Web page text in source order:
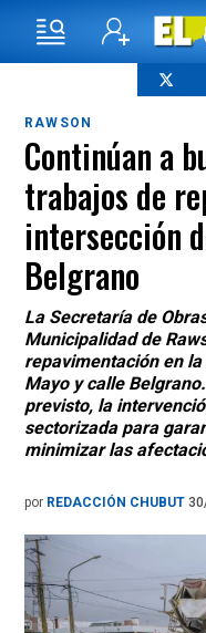
RAWSON
Continúan a
trabajos de
intersección
Belgrano
La Secretaría de
Municipalidad de
repavimentación en
Mayo y calle
previsto, la
sectorizada para
minimizar las
por REDACCIÓN CHUBUT